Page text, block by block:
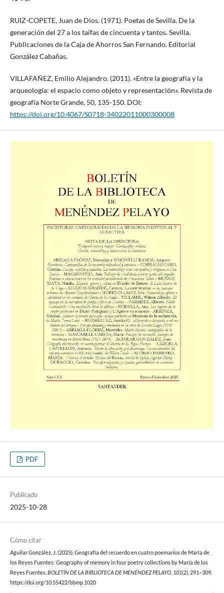
RUIZ-COPETE, Juan de Dios. (1971). Poetas de Sevilla. De la
generación del 27 a los taifas de cincuenta y tantos. Sevilla.
Publicaciones de la Caja de Ahorros San Fernando. Editorial
González Cabañas.
VILLAFAÑEZ, Emilio Alejandro. (2011). «Entre la geografía y la
arqueología: el espacio como objeto y representación». Revista de
geografía Norte Grande, 50, 135-150. DOI:
https://doi.org/10.4067/S0718-34022011000300008
PDF
Publicado
2025-10-28
Cómo citar
Aguilar González, J. (2025). Geografía del recuerdo en cuatro poemarios de María de
los Reyes Fuentes: Geography of memory in four poetry collections by María de los
Reyes Fuentes.BOLETÍN DE LA BIBLIOTECA DE MENÉNDEZ PELAYO, 101(2), 291–309.
https://doi.org/10.55422/bbmp.1020